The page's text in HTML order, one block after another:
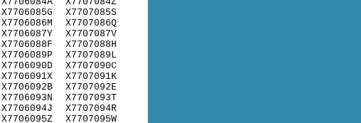
X7706085G
X7706086M
X7706087Y
X7706088F
X7706089P
X7706090D
X7706091X
X7706092B
X7706093N
X7706094J
X7706095Z
X7707085S
X7707086Q
X7707087V
X7707088H
X7707089L
X7707090C
X7707091K
X7707092E
X7707093T
X7707094R
X7707095W